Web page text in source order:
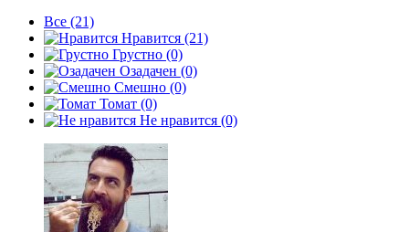
Все (21)
Нравится (21)
Грустно (0)
Озадачен (0)
Смешно (0)
Томат (0)
Не нравится (0)